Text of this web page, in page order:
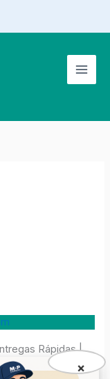
Rápidas |
vizinhas
×